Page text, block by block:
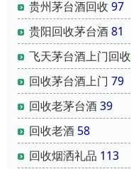
贵州茅台酒回收 97
贵阳回收茅台酒81
飞天茅台酒上门回收
回收茅台酒上门 79
回收老茅台酒39
回收老酒 58
回收烟洒礼品 113